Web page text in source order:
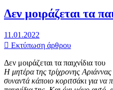
Δεν μοιράζεται τα
11.01.2022
Εκτύπωση άρθρου
Δεν μοιράζεται τα παιχνίδια του
H μητέρα της τρίχρονης
συναντά κάποιο κοριτσάκι για να